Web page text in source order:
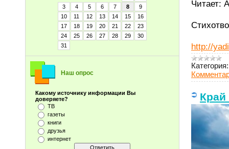
3
4 5 6 7 8
9
10
11 12 13 14 15
16
17
18 19 20 21 22
23
24
25 26 27 28 29
30
31
Наш опрос
Какому источнику информации Вы
доверяете?
ТВ
газеты
книги
друзья
интернет
Читает:
http://
Категория: